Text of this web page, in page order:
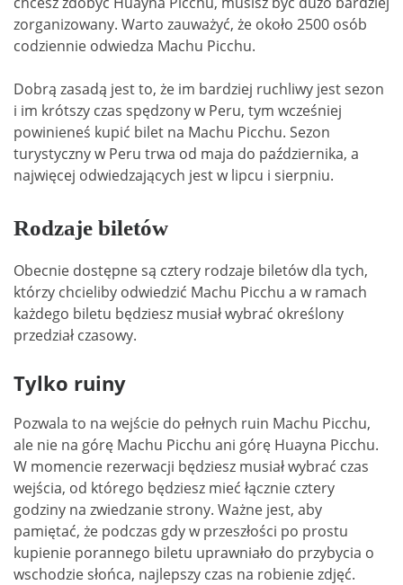
zorganizowany. Warto zauważyć, że około 2500 osób
codziennie odwiedza Machu Picchu.
Dobrą zasadą jest to, że im bardziej ruchliwy jest sezon
i im krótszy czas spędzony w Peru, tym wcześniej
powinieneś kupić bilet na Machu Picchu. Sezon
turystyczny w Peru trwa od maja do października, a
najwięcej odwiedzających jest w lipcu i sierpniu.
Rodzaje biletów
Obecnie dostępne są cztery rodzaje biletów dla tych,
którzy chcieliby odwiedzić Machu Picchu a w ramach
każdego biletu będziesz musiał wybrać określony
przedział czasowy.
Tylko ruiny
Pozwala to na wejście do pełnych ruin Machu Picchu,
ale nie na górę Machu Picchu ani górę Huayna Picchu.
W momencie rezerwacji będziesz musiał wybrać czas
wejścia, od którego będziesz mieć łącznie cztery
godziny na zwiedzanie strony. Ważne jest, aby
pamiętać, że podczas gdy w przeszłości po prostu
kupienie porannego biletu uprawniało do przybycia o
wschodzie słońca, najlepszy czas na robienie zdjęć.